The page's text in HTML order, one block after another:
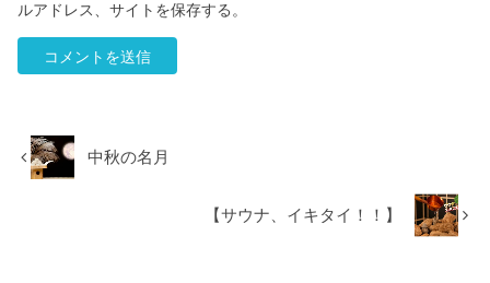
ルアドレス、サイトを保存する。
中秋の名月
【サウナ、イキタイ！！】